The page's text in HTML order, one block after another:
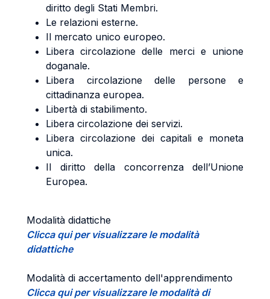
diritto degli Stati Membri.
Le relazioni esterne.
Il mercato unico europeo.
Libera circolazione delle merci e unione
doganale.
Libera circolazione delle persone e
cittadinanza europea.
Libertà di stabilimento.
Libera circolazione dei servizi.
Libera circolazione dei capitali e moneta
unica.
Il diritto della concorrenza dell’Unione
Europea.
Modalità didattiche
Clicca qui per visualizzare le modalità
didattiche
Modalità di accertamento dell'apprendimento
Clicca qui per visualizzare le modalità di